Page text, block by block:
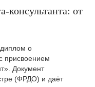
консультанта: от
о
присвоением
Документ
(ФРДО) и даёт